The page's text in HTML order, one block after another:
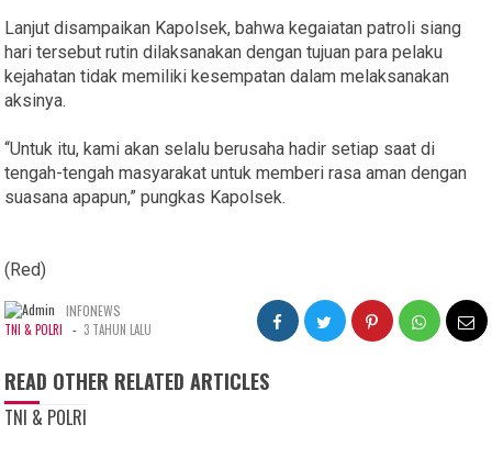
Lanjut disampaikan Kapolsek, bahwa kegaiatan patroli siang
hari tersebut rutin dilaksanakan dengan tujuan para pelaku
kejahatan tidak memiliki kesempatan dalam melaksanakan
aksinya.
“Untuk itu, kami akan selalu berusaha hadir setiap saat di
tengah-tengah masyarakat untuk memberi rasa aman dengan
suasana apapun,” pungkas Kapolsek.
(Red)
INFONEWS
TNI & POLRI - 3 TAHUN LALU
READ OTHER RELATED ARTICLES
TNI & POLRI